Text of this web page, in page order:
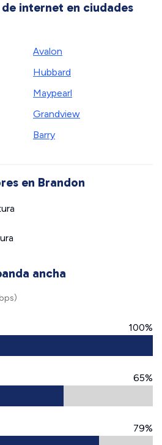
internet en ciudades
Avalon
Hubbard
Maypearl
Grandview
Barry
en Brandon
ancha
100%
65%
79%